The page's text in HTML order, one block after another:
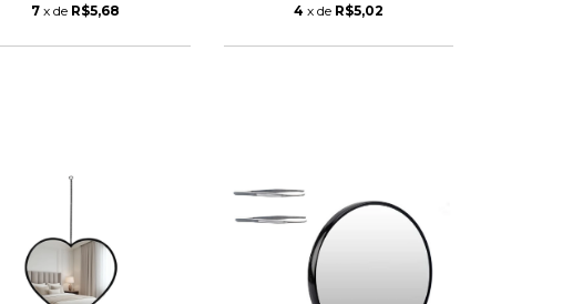
7 x de R$5,68 4 x de R$5,02